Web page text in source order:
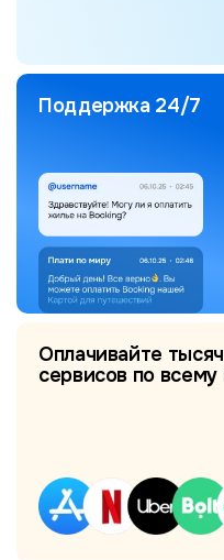
Поддержка 24/7
Оплачивайте
сервисов по